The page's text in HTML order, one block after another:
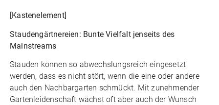
[Kastenelement]
Staudengärtnereien: Bunte Vielfalt jenseits des
Mainstreams
Stauden können so abwechslungsreich eingesetzt
werden, dass es nicht stört, wenn die eine oder andere
auch den Nachbargarten schmückt. Mit zunehmender
Gartenleidenschaft wächst oft aber auch der Wunsch